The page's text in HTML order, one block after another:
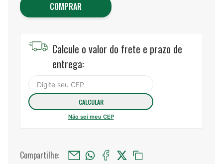
COMPRAR
Calcule o valor do frete e prazo de
entrega:
Não sei meu CEP
Compartilhe: